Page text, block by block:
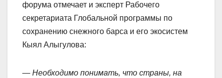
форума отмечает и эксперт Рабочего
секретариата Глобальной программы по
сохранению снежного барса и его экосистем
Кыял Алыгулова:
— Необходимо понимать, что страны, на